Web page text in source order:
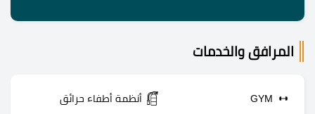
المرافق والخدمات
GYM أنظمة أطفاء حرائق